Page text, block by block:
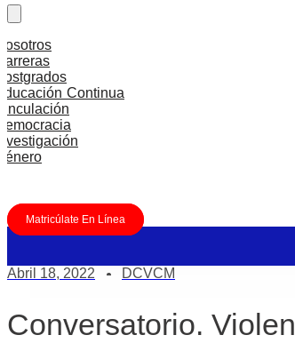
Continua
Matricúlate En Línea
Abril 18, 2022 DCVCM
Conversatorio.